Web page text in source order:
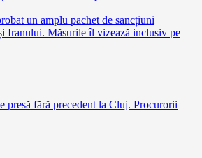
un amplu pachet de sancțiuni
Iranului. Măsurile îl vizează inclusiv pe
presă fără precedent la Cluj. Procurorii